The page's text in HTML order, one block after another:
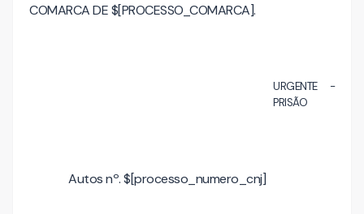
COMARCA DE $[PROCESSO_COMARCA].
URGENTE -
PRISÃO
Autos nº. $[processo_numero_cnj]